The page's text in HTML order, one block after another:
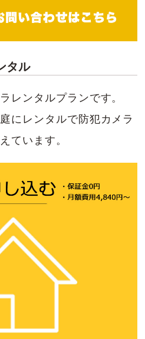
タル
レンタルプランです。
にレンタルで防犯カメラ
ています。